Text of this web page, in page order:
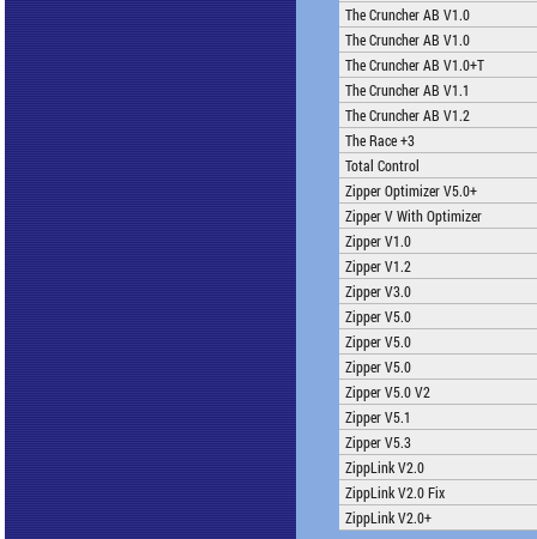
The Cruncher AB V1.0
The Cruncher AB V1.0
The Cruncher AB V1.0+T
The Cruncher AB V1.1
The Cruncher AB V1.2
The Race +3
Total Control
Zipper Optimizer V5.0+
Zipper V With Optimizer
Zipper V1.0
Zipper V1.2
Zipper V3.0
Zipper V5.0
Zipper V5.0
Zipper V5.0
Zipper V5.0 V2
Zipper V5.1
Zipper V5.3
ZippLink V2.0
ZippLink V2.0 Fix
ZippLink V2.0+